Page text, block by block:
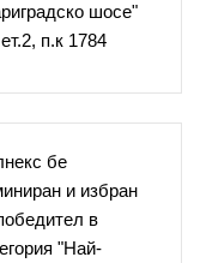
шосе"
п.к 1784
бе
и избран
в
"Най-